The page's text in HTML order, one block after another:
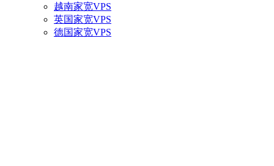
越南家宽VPS
英国家宽VPS
德国家宽VPS